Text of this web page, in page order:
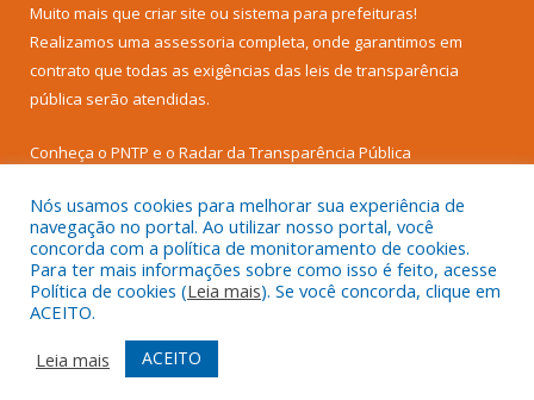
Muito mais que criar site ou sistema para prefeituras!
Realizamos uma assessoria completa, onde garantimos em
contrato que todas as exigências das leis de transparência
pública serão atendidas.
Conheça o PNTP e o Radar da Transparência Pública
Todos os direitos reservados a Câmara Municipal de Senador
José Porfírio.
Mapa do Site
Acessar Área Administrativa
Acessar Webmail
Nós usamos cookies para melhorar sua experiência de
navegação no portal. Ao utilizar nosso portal, você
concorda com a política de monitoramento de cookies.
Para ter mais informações sobre como isso é feito, acesse
Política de cookies (Leia mais). Se você concorda, clique em
ACEITO.
Leia mais
ACEITO